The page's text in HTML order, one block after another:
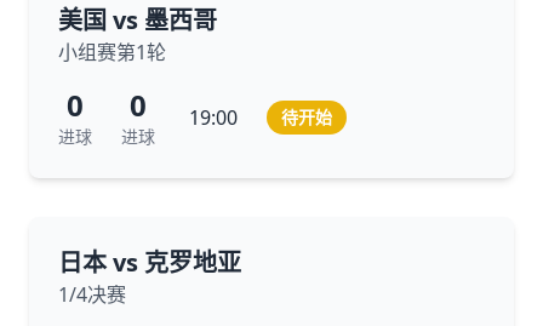
美国 vs 墨西哥
小组赛第1轮
0
进球
0
进球
19:00 待开始
日本 vs 克罗地亚
1/4决赛